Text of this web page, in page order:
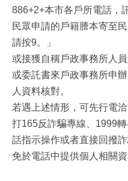
886+2+本市各戶所電話，
民眾申請的戶籍謄本寄至
請按9。」
或接獲自稱戶政事務所人
或委託書來戶政事務所申
人資料核對。
若遇上述情形，可先行電
打165反詐騙專線、1999
話指示操作或者直接回撥
免於電話中提供個人相關資